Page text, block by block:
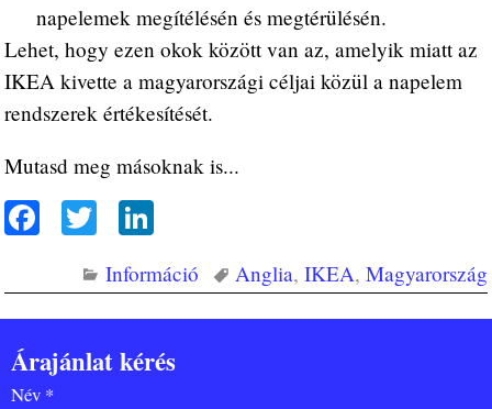
napelemek megítélésén és megtérülésén.
Lehet, hogy ezen okok között van az, amelyik miatt az
IKEA kivette a magyarországi céljai közül a napelem
rendszerek értékesítését.
Mutasd meg másoknak is...
Fa
bo
ok
T
tte
r
ed
In
Információ Anglia, IKEA, Magyarország
Árajánlat kérés
Név *